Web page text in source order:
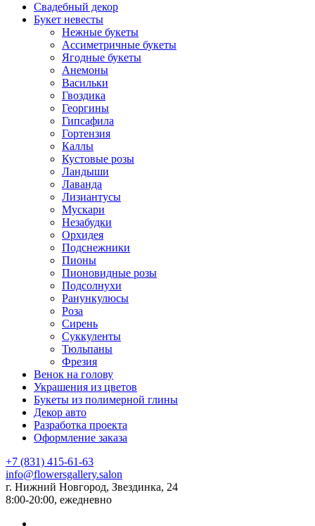
Свадебный декор
Букет невесты
Нежные букеты
Ассиметричные букеты
Ягодные букеты
Анемоны
Васильки
Гвоздика
Георгины
Гипсафила
Гортензия
Каллы
Кустовые розы
Ландыши
Лаванда
Лизиантусы
Мускари
Незабудки
Орхидея
Подснежники
Пионы
Пионовидные розы
Подсолнухи
Ранункулюсы
Роза
Сирень
Суккуленты
Тюльпаны
Фрезия
Венок на голову
Украшения из цветов
Букеты из полимерной глины
Декор авто
Разработка проекта
Оформление заказа
+7 (831) 415-61-63
info@flowersgallery.salon
г. Нижний Новгород, Звездинка, 24
8:00-20:00, ежедневно